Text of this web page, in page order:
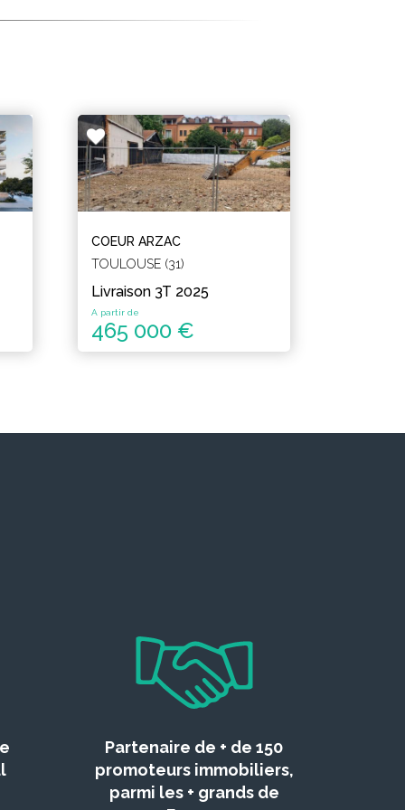
COEUR ARZAC
TOULOUSE (31)
Livraison 3T 2025
A partir de
465 000 €
Partenaire de + de 150
promoteurs immobiliers,
parmi les + grands de